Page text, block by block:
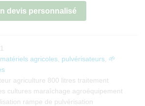
devis personnalisé
agricoles pulvérisateurs 🌱
agriculture 800 litres traitement
cultures maraîchage agroéquipement
rampe de pulvérisation